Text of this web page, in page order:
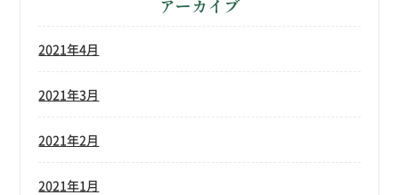
アーカイブ
2021年4月
2021年3月
2021年2月
2021年1月